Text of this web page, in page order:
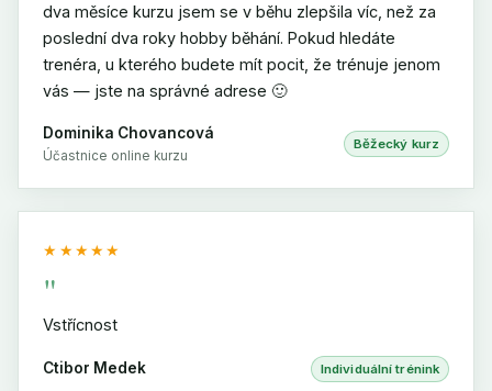
dva měsíce kurzu jsem se v běhu zlepšila víc, než za
poslední dva roky hobby běhání. Pokud hledáte
trenéra, u kterého budete mít pocit, že trénuje jenom
vás — jste na správné adrese 🙂
Dominika Chovancová
Účastnice online kurzu
Běžecký kurz
★★★★★
"
Vstřícnost
Ctibor Medek Individuální trénink